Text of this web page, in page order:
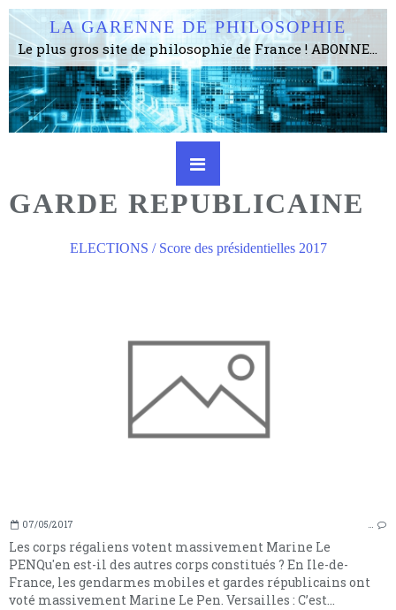
LA GARENNE DE PHILOSOPHIE
Le plus gros site de philosophie de France ! ABONNEZ-VOUS ! 4115 Articles, 1634 abonné·e·s, depuis 2006 . . . . . . . . 2 852 214 pages vues jusqu'à présent. Prestance et être apte à un plus grand nombre de choses.
GARDE REPUBLICAINE
ELECTIONS / Score des présidentielles 2017
07/05/2017 …
Les corps régaliens votent massivement Marine Le
PENQu'en est-il des autres corps constitués ? En Ile-de-
France, les gendarmes mobiles et gardes républicains ont
voté massivement Marine Le Pen. Versailles : C’est...